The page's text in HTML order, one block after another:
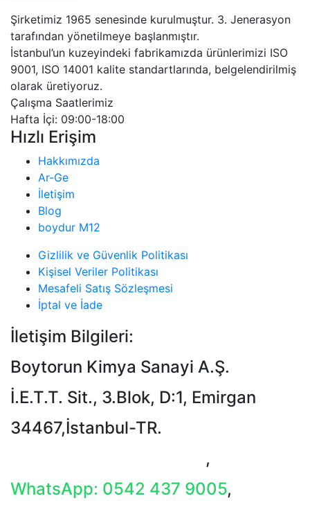
Şirketimiz 1965 senesinde kurulmuştur. 3. Jenerasyon
tarafından yönetilmeye başlanmıştır.
İstanbul’un kuzeyindeki fabrikamızda ürünlerimizi ISO
9001, ISO 14001 kalite standartlarında, belgelendirilmiş
olarak üretiyoruz.
Çalışma Saatlerimiz
Hafta İçi: 09:00-18:00
Hızlı Erişim
Hakkımızda
Ar-Ge
İletişim
Blog
boydur M12
Gizlilik ve Güvenlik Politikası
Kişisel Veriler Politikası
Mesafeli Satış Sözleşmesi
İptal ve İade
İletişim Bilgileri:
Boytorun Kimya Sanayi A.Ş.
İ.E.T.T. Sit., 3.Blok, D:1, Emirgan
34467,İstanbul-TR.
,
WhatsApp: 0542 437 9005,